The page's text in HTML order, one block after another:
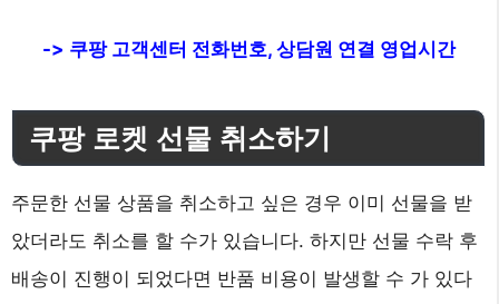
-> 쿠팡 고객센터 전화번호, 상담원 연결 영업시간
쿠팡 로켓 선물 취소하기
주문한 선물 상품을 취소하고 싶은 경우 이미 선물을 받
았더라도 취소를 할 수가 있습니다. 하지만 선물 수락 후
배송이 진행이 되었다면 반품 비용이 발생할 수 가 있다